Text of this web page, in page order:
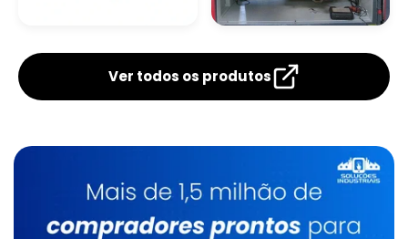
Caldeira De Fluido Térmico
Limpeza Química De Caldeiras
Manutenção De Caldeiras E Aquecedores Sp
Verticais
Flamotubular
Ver todos os produtos